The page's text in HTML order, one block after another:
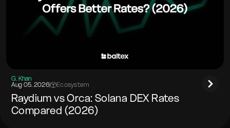
G. Khan
Aug 05. 2026| Ecosystem
Raydium vs Orca: Solana DEX Rates
Compared (2026)